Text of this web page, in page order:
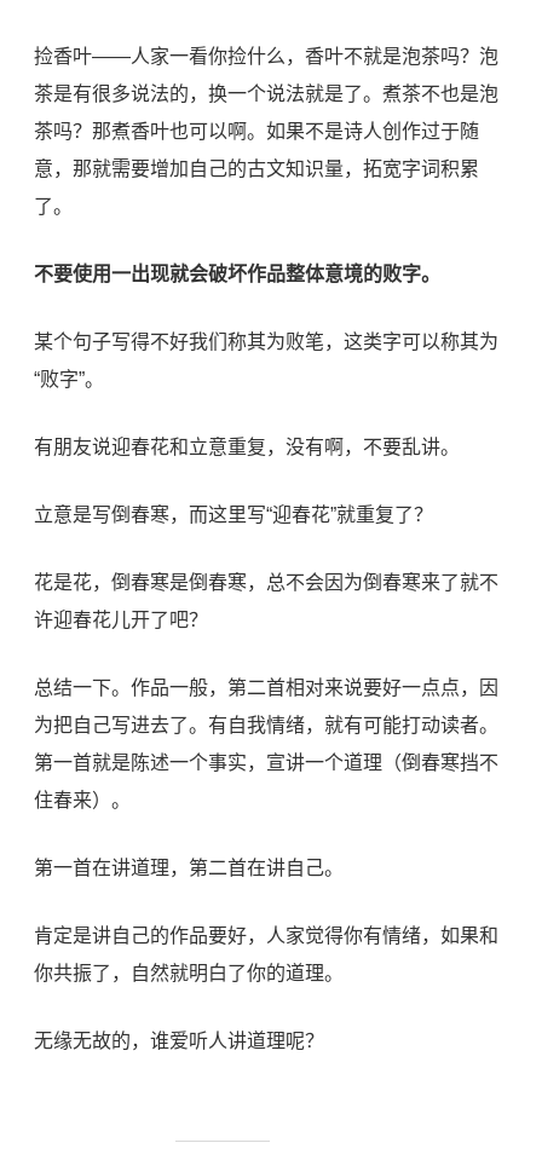
捡香叶——人家一看你捡什么，香叶不就是泡茶吗？泡
茶是有很多说法的，换一个说法就是了。煮茶不也是泡
茶吗？那煮香叶也可以啊。如果不是诗人创作过于随
意，那就需要增加自己的古文知识量，拓宽字词积累
了。
不要使用一出现就会破坏作品整体意境的败字。
某个句子写得不好我们称其为败笔，这类字可以称其为
“败字”。
有朋友说迎春花和立意重复，没有啊，不要乱讲。
立意是写倒春寒，而这里写“迎春花”就重复了？
花是花，倒春寒是倒春寒，总不会因为倒春寒来了就不
许迎春花儿开了吧？
总结一下。作品一般，第二首相对来说要好一点点，因
为把自己写进去了。有自我情绪，就有可能打动读者。
第一首就是陈述一个事实，宣讲一个道理（倒春寒挡不
住春来）。
第一首在讲道理，第二首在讲自己。
肯定是讲自己的作品要好，人家觉得你有情绪，如果和
你共振了，自然就明白了你的道理。
无缘无故的，谁爱听人讲道理呢？